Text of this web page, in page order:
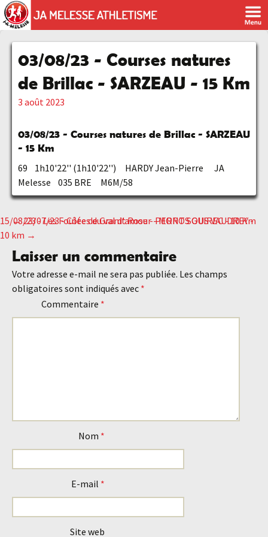
03/08/23 - Courses natures
de Brillac - SARZEAU - 15 Km
3 août 2023
03/08/23 - Courses natures de Brillac - SARZEAU
- 15 Km
69 1h10'22'' (1h10'22'') HARDY Jean-Pierre JA
Melesse 035 BRE M6M/58
Navigation
des
articles
←23/07/23 - Côte de Granit Rose - PERROS GUIREC - 10 Km
15/08/23 - Les Foulées du val d'amour - MONT SOUS VAUDREY -
10 km →
Laisser un commentaire
Votre adresse e-mail ne sera pas publiée. Les champs
obligatoires sont indiqués avec *
Commentaire *
Nom *
E-mail *
Site web